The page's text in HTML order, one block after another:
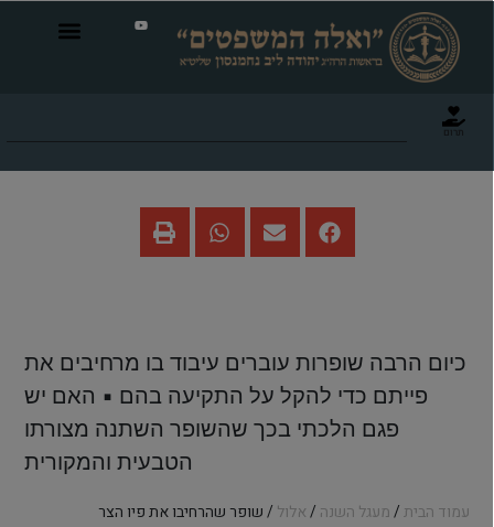
תרום
כיום הרבה שופרות עוברים עיבוד בו מרחיבים את
פייתם כדי להקל על התקיעה בהם ▪ האם יש
פגם הלכתי בכך שהשופר השתנה מצורתו
הטבעית והמקורית
עמוד הבית/מעגל השנה /אלול / שופר שהרחיבו את פיו הצר